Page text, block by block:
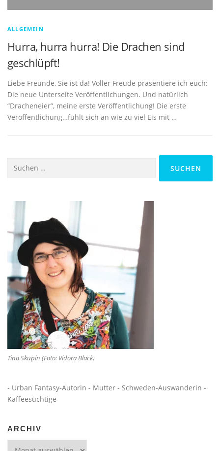
ALLGEMEIN
Hurra, hurra hurra! Die Drachen sind
geschlüpft!
Liebe Freunde, Sie ist da! Voller Freude präsentiere ich euch:
Die neue Unterseite Veröffentlichungen. Und natürlich
“Dracheneier”, meine erste Veröffentlichung! Die erste
Veröffentlichung…fühlt sich an wie zu viel Eis mit …
Suchen
Tina Skupin (Foto: Vidora Black)
- Urban Fantasy-Autorin - Mutter - Schweden-Auswanderin -
Kaffeesüchtige
ARCHIV